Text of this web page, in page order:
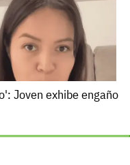
Joven exhibe engaño